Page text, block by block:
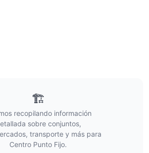
🏗️
recopilando información
sobre conjuntos,
transporte y más para
Centro Punto Fijo.